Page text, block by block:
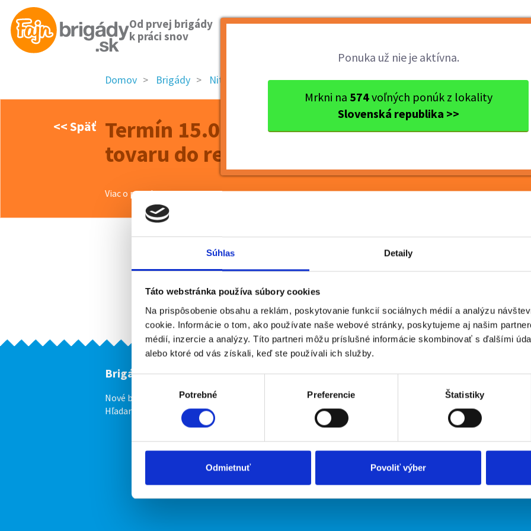
Súhlas Detaily
Táto webstránka používa súbory cookies
Na prispôsobenie obsahu a reklám, poskytovanie funkcií sociálnych médií a analýzu
cookie. Informácie o tom, ako používate naše webové stránky, poskytujeme aj našim
médií, inzercie a analýzy. Títo partneri môžu príslušné informácie skombinovať s ďalšími
alebo ktoré od vás získali, keď ste používali ich služby.
Výber
súhlasu
Potrebné Preferencie Štatistiky
Odmietnuť Povoliť výber
Od prvej brigády
k práci snov
Ponuka už nie je aktívna.
Mrkni na 574voľných ponúk z lokality
Slovenská republika >>
Domov Brigády Nitriansky kraj Ok. Šaľa Šaľa Termín 15.06. Pokladník / d...
<< Späť Termín 15.06. Pokladník / dokladač
tovaru do regálov v obchodnom reťazci
Viac o ponuke >>
Brigádnici
Nové brigády
Hľadané brigády
Firmy
Vložiť inzerát
O portáli
Podmienky
Zásady ochrany osobných